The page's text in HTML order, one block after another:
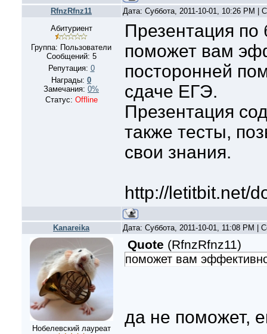
RfnzRfnz11
Дата: Суббота, 2011-10-01, 10:26 PM |
Абитуриент
Группа: Пользователи
Сообщений: 5
Репутация: 0
Награды: 0
Замечания: 0%
Статус: Offline
Презентация по
поможет вам
посторонней
сдаче ЕГЭ.
Презентация
также тесты,
свои знания.
http://letitbit.net/
Kanareika Дата: Суббота, 2011-10-01, 11:08 PM |
Нобелевский лауреат
Quote (RfnzRfnz11)
поможет вам
да не поможет,